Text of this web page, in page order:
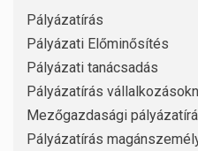
Pályázatírás
Pályázati Előminősítés
Pályázati tanácsadás
Pályázatírás
Mezőgazdasági
Pályázatírás